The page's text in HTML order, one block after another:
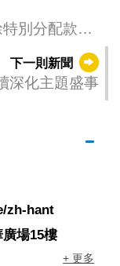
別分配款項
下一則新聞
深化主題盛事
zh-hant
場15樓
+ 更多